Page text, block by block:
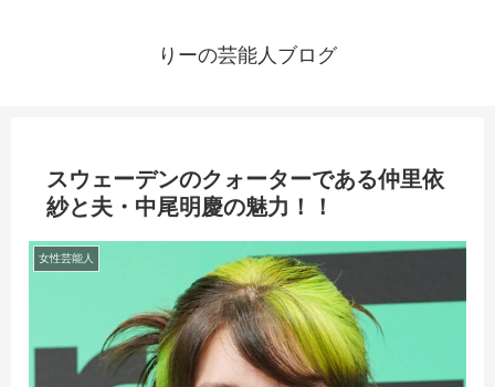
りーの芸能人ブログ
スウェーデンのクォーターである仲里依
紗と夫・中尾明慶の魅力！！
女性芸能人